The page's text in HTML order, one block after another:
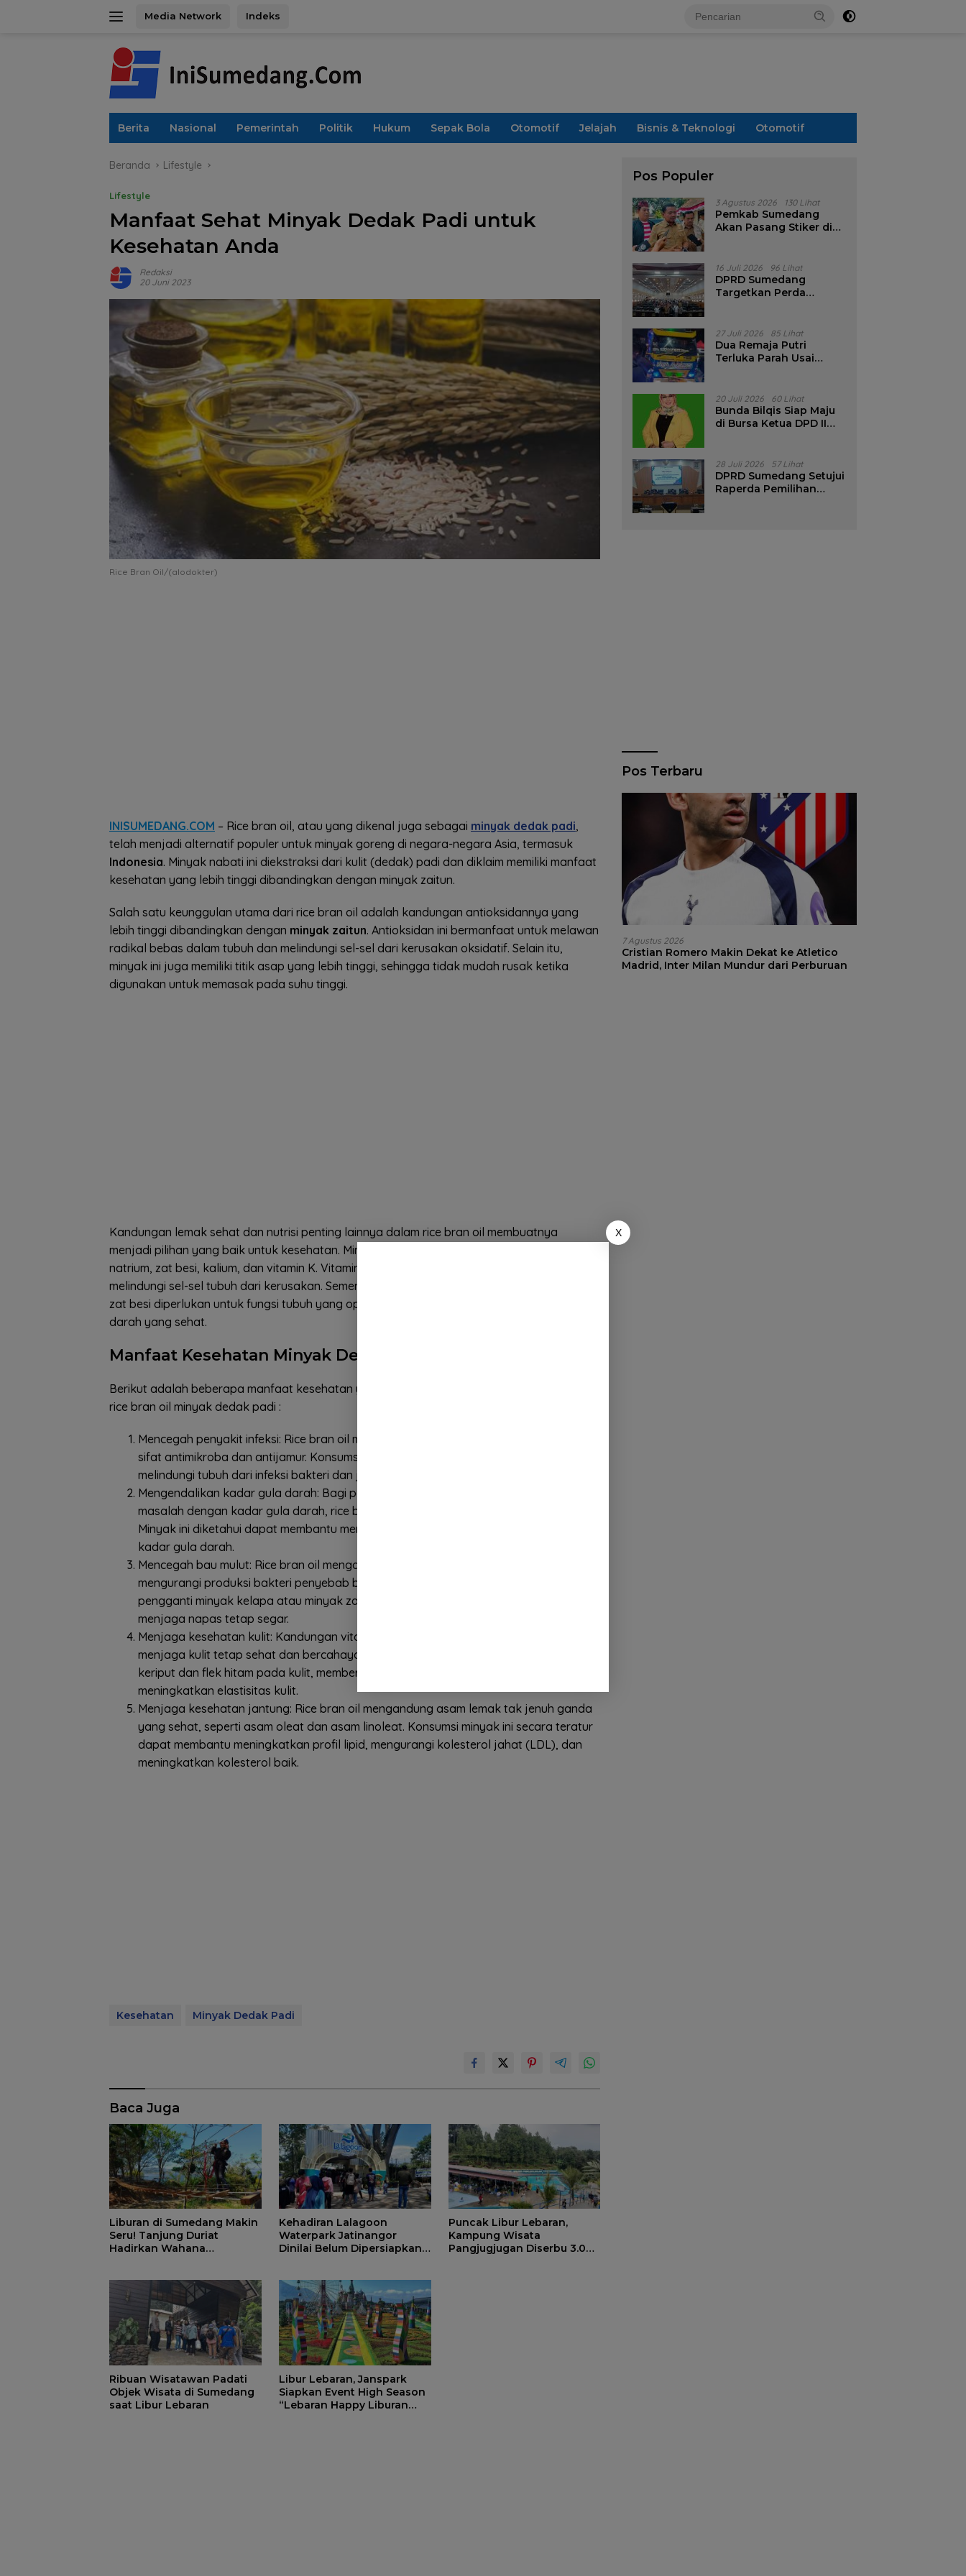
Media Network Indeks
Berita Nasional Pemerintah Politik Hukum Sepak Bola Otomotif Jelajah Bisnis & Teknologi Otomotif
Beranda Lifestyle
Lifestyle
Manfaat Sehat Minyak Dedak Padi untuk
Kesehatan Anda
Redaksi
20 Juni 2023
Rice Bran Oil/(alodokter)
INISUMEDANG.COM – Rice bran oil, atau yang dikenal juga sebagai minyak dedak padi
telah menjadi alternatif populer untuk minyak goreng di negara-negara Asia, termasuk
Indonesia. Minyak nabati ini diekstraksi dari kulit (dedak) padi dan diklaim memiliki manfaat
kesehatan yang lebih tinggi dibandingkan dengan minyak zaitun.
Salah satu keunggulan utama dari rice bran oil adalah kandungan antioksidannya yang
lebih tinggi dibandingkan dengan minyak zaitun. Antioksidan ini bermanfaat untuk melawan
radikal bebas dalam tubuh dan melindungi sel-sel dari kerusakan oksidatif. Selain itu,
minyak ini juga memiliki titik asap yang lebih tinggi, sehingga tidak mudah rusak ketika
digunakan untuk memasak pada suhu tinggi.
Kandungan lemak sehat dan nutrisi penting lainnya dalam rice bran oil membuatnya
menjadi pilihan yang baik untuk kesehatan. Minyak ini mengandung vitamin E, kalsium,
natrium, zat besi, kalium, dan vitamin K. Vitamin E adalah antioksidan penting yang
melindungi sel-sel tubuh dari kerusakan. Sementara itu, mineral seperti kalsium, natrium, dan
zat besi diperlukan untuk fungsi tubuh yang optimal. Vitamin K berperan dalam pembekuan
darah yang sehat.
Manfaat Kesehatan Minyak Dedak Padi
Berikut adalah beberapa manfaat kesehatan yang dapat Anda peroleh dari penggunaan
rice bran oil minyak dedak padi :
Mencegah penyakit infeksi: Rice bran oil mengandung senyawa alami yang memiliki
sifat antimikroba dan antijamur. Konsumsi minyak ini secara teratur dapat membantu
melindungi tubuh dari infeksi bakteri dan jamur yang berbahaya.
Mengendalikan kadar gula darah: Bagi penderita diabetes atau mereka yang memiliki
masalah dengan kadar gula darah, rice bran oil dapat menjadi pilihan yang baik.
Minyak ini diketahui dapat membantu meningkatkan sensitivitas insulin dan mengatur
kadar gula darah.
Mencegah bau mulut: Rice bran oil mengandung senyawa yang dapat membantu
mengurangi produksi bakteri penyebab bau mulut. Penggunaan minyak ini sebagai
pengganti minyak kelapa atau minyak zaitun dalam mengunyah dapat membantu
menjaga napas tetap segar.
Menjaga kesehatan kulit: Kandungan vitamin E dalam rice bran oil bermanfaat untuk
menjaga kulit tetap sehat dan bercahaya. Minyak ini dapat membantu mencegah
keriput dan flek hitam pada kulit, memberikan kelembapan yang dibutuhkan, dan
meningkatkan elastisitas kulit.
Menjaga kesehatan jantung: Rice bran oil mengandung asam lemak tak jenuh ganda
yang sehat, seperti asam oleat dan asam linoleat. Konsumsi minyak ini secara teratur
dapat membantu meningkatkan profil lipid, mengurangi kolesterol jahat (LDL), dan
meningkatkan kolesterol baik.
Kesehatan Minyak Dedak Padi
Baca Juga
Liburan di Sumedang Makin
Seru! Tanjung Duriat
Hadirkan Wahana
Kehadiran Lalagoon
Waterpark Jatinangor
Dinilai Belum Dipersiapkan
Puncak Libur Lebaran,
Kampung Wisata
Pangjugjugan Diserbu 3.000
Ribuan Wisatawan Padati
Objek Wisata di Sumedang
saat Libur Lebaran
Libur Lebaran, Janspark
Siapkan Event High Season
“Lebaran Happy Liburan
Pos Populer
3 Agustus 2026 130 Lihat
Pemkab Sumedang
Akan Pasang Stiker di
16 Juli 2026 96 Lihat
DPRD Sumedang
Targetkan Perda
Pencalonan Diperjelas
27 Juli 2026 85 Lihat
Dua Remaja Putri
Terluka Parah Usai
Tanjungsari Sumedang
20 Juli 2026 60 Lihat
Bunda Bilqis Siap Maju
di Bursa Ketua DPD II
28 Juli 2026 57 Lihat
DPRD Sumedang Setujui
Raperda Pemilihan
Pos Terbaru
7 Agustus 2026
Cristian Romero Makin Dekat ke Atletico
Madrid, Inter Milan Mundur dari Perburuan
X